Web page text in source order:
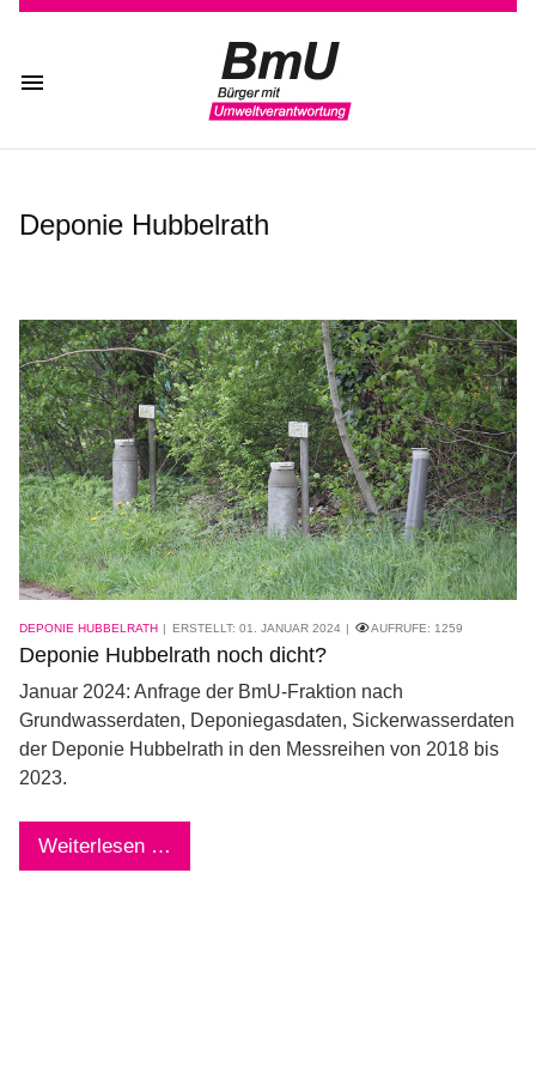
Deponie Hubbelrath
DEPONIE HUBBELRATH ERSTELLT: 01. JANUAR 2024 AUFRUFE: 1259
Deponie Hubbelrath noch dicht?
Januar 2024: Anfrage der BmU-Fraktion nach
Grundwasserdaten, Deponiegasdaten, Sickerwasserdaten
der Deponie Hubbelrath in den Messreihen von 2018 bis
2023.
Weiterlesen …